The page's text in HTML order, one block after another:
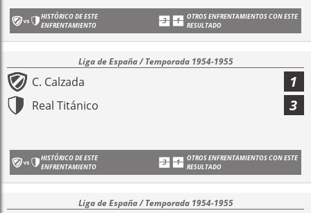
HISTÓRICO DE ESTE
ENFRENTAMIENTO
OTROS ENFRENTAMIENTOS CON ESTE
RESULTADO
Liga de España / Temporada 1954-1955
C. Calzada 1
Real Titánico 3
HISTÓRICO DE ESTE
ENFRENTAMIENTO
OTROS ENFRENTAMIENTOS CON ESTE
RESULTADO
Liga de España / Temporada 1954-1955